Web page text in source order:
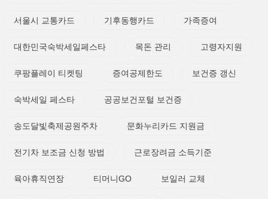
서울시 교통카드 기후동행카드 가족증여
대한민국숙박세일페스타 목돈 관리 고령자지원
쿠팡플레이 티켓팅 증여공제한도 보건증 갱신
숙박세일 페스타 공공보건포털 보건증
송도달빛축제공원주차 문화누리카드 지원금
전기차 보조금 신청 방법 근로장려금 소득기준
육아휴직연장 티머니GO 보일러 교체